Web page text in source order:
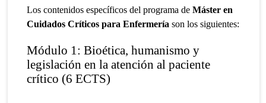
Los contenidos específicos del programa deMáster en
Cuidados Críticos para Enfermería son los siguientes:
Módulo 1: Bioética, humanismo y
legislación en la atención al paciente
crítico (6 ECTS)